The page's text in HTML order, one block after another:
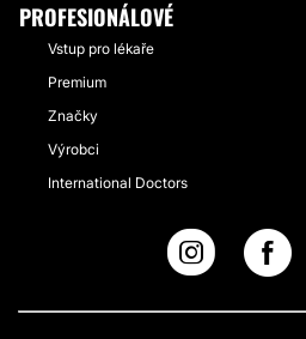
PROFESIONÁLOVÉ
Vstup pro lékaře
Premium
Značky
Výrobci
International Doctors